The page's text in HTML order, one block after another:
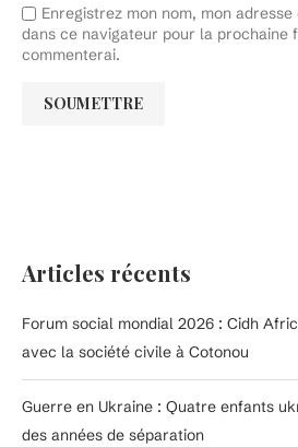
Enregistrez mon nom, mon
dans ce navigateur pour la prochaine
commenterai.
Articles récents
Forum social mondial 2026 : Cidh
avec la société civile à Cotonou
Guerre en Ukraine : Quatre enfants
des années de séparation